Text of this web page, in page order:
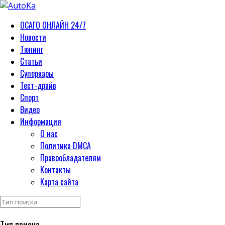
ОСАГО ОНЛАЙН 24/7
Новости
Тюнинг
Статьи
Суперкары
Тест-драйв
Спорт
Видео
Информация
О нас
Политика DMCA
Правообладателям
Контакты
Карта сайта